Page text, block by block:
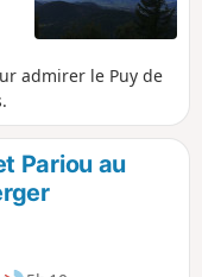
admirer le Puy de
Pariou au